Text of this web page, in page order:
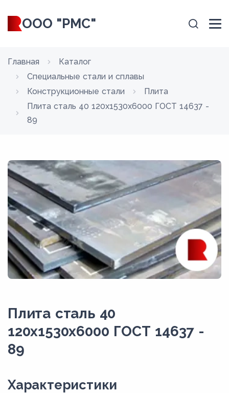
ООО "РМС"
Главная
Каталог
Специальные стали и сплавы
Конструкционные стали
Плита
Плита сталь 40 120x1530x6000 ГОСТ 14637 -
89
Плита сталь 40
120x1530x6000 ГОСТ 14637 -
89
Xарактеристики